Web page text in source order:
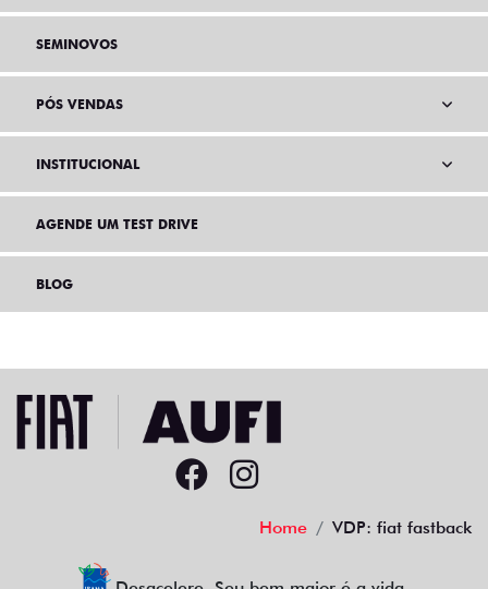
SEMINOVOS
PÓS VENDAS
INSTITUCIONAL
AGENDE UM TEST DRIVE
BLOG
Home VDP: fiat fastback